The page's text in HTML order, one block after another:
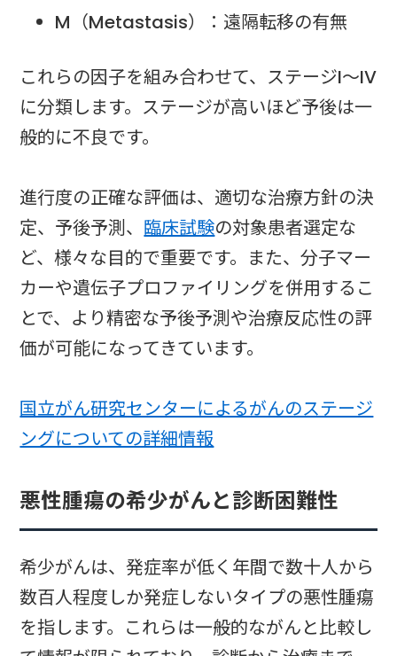
M（Metastasis）：遠隔転移の有無
これらの因子を組み合わせて、ステージI〜IV
に分類します。ステージが高いほど予後は一
般的に不良です。
進行度の正確な評価は、適切な治療方針の決
定、予後予測、 臨床試験の対象患者選定な
ど、様々な目的で重要です。また、分子マー
カーや遺伝子プロファイリングを併用するこ
とで、より精密な予後予測や治療反応性の評
価が可能になってきています。
国立がん研究センターによるがんのステージ
ングについての詳細情報
悪性腫瘍の希少がんと診断困難性
希少がんは、発症率が低く年間で数十人から
数百人程度しか発症しないタイプの悪性腫瘍
を指します。これらは一般的ながんと比較し